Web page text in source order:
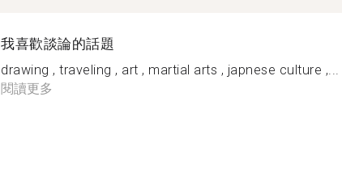
我喜歡談論的話題
drawing , traveling , art , martial arts , japnese culture ,...
閱讀更多